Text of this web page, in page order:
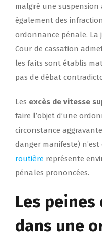
malgré une
également des
ordonnance pénale. La
Cour de cassation
les faits sont établis
pas de débat
Les excès de vitesse
faire l’objet d’une
circonstance
danger manifeste) n’est
routière représente
pénales prononcées.
Les peines
dans une